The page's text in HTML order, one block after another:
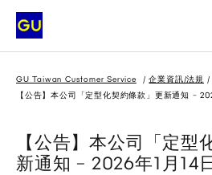
GU Taiwan Customer Service 企業資訊/法規
【公告】本公司「定型化契約條款」更新通知 –
【公告】本公司「定型
新通知 – 2026年1月14日